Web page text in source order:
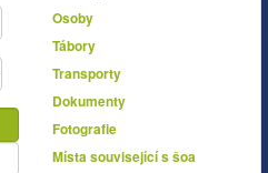
Osoby
Tábory
Transporty
Dokumenty
Fotografie
Místa související s šoa